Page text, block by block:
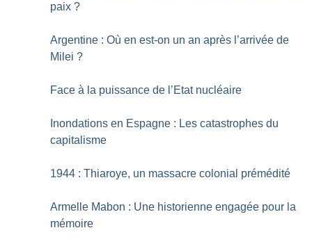
paix ?
Argentine : Où en est-on un an après l’arrivée de
Milei ?
Face à la puissance de l’Etat nucléaire
Inondations en Espagne : Les catastrophes du
capitalisme
1944 : Thiaroye, un massacre colonial prémédité
Armelle Mabon : Une historienne engagée pour la
mémoire